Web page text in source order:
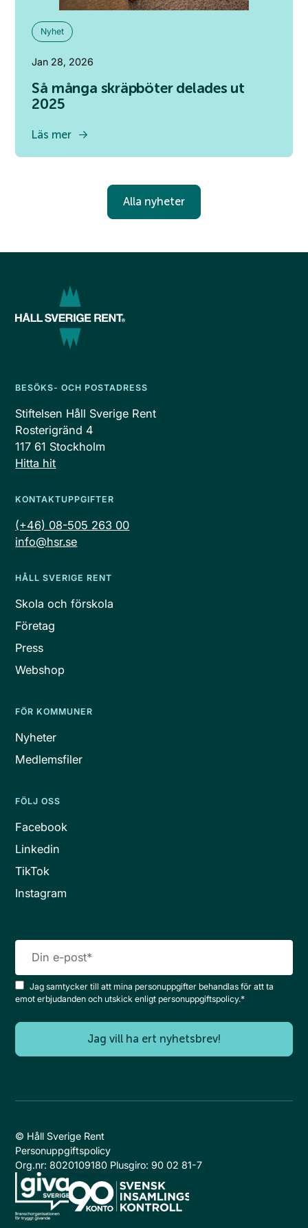
Nyhet
Jan 28, 2026
Så många skräpböter delades ut
2025
Läs mer
Alla nyheter
BESÖKS- OCH POSTADRESS
Stiftelsen Håll Sverige Rent
Rosterigränd 4
117 61 Stockholm
Hitta hit
KONTAKTUPPGIFTER
(+46) 08-505 263 00
info@hsr.se
HÅLL SVERIGE RENT
Skola och förskola
Företag
Press
Webshop
FÖR KOMMUNER
Nyheter
Medlemsfiler
FÖLJ OSS
Facebook
Linkedin
TikTok
Instagram
Jag samtycker till att mina personuppgifter behandlas för att ta
emot erbjudanden och utskick enligt personuppgiftspolicy.*
© Håll Sverige Rent
Personuppgiftspolicy
Org.nr: 8020109180 Plusgiro: 90 02 81-7